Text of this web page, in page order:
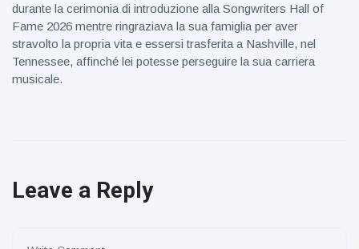
durante la cerimonia di introduzione alla Songwriters Hall of
Fame 2026 mentre ringraziava la sua famiglia per aver
stravolto la propria vita e essersi trasferita a Nashville, nel
Tennessee, affinché lei potesse perseguire la sua carriera
musicale.
Leave a Reply